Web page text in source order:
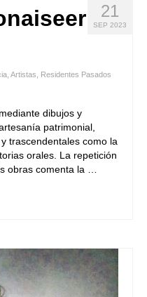
21
SEP 2023
Artistas
Residentes Pasados
dibujos y
patrimonial,
trascendentales como la
orales. La repetición
obras comenta la …